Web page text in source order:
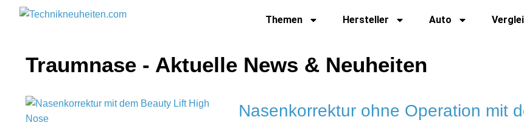
Themen Hersteller Auto
Traumnase - Aktuelle News & Neuheiten
Nasenkorrektur ohne Operation mit